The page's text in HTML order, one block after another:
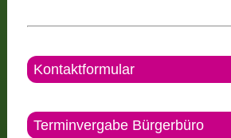
Kontaktformular
Terminvergabe Bürgerbüro